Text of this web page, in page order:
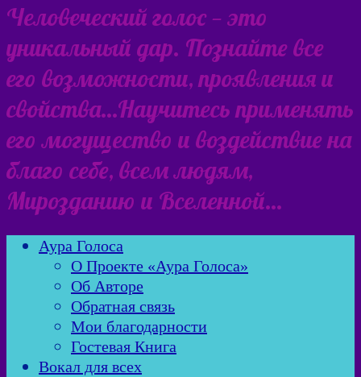
Человеческий голос — это
уникальный дар. Познайте все
его возможности, проявления и
свойства…Научитесь применять
его могущество и воздействие на
благо себе, всем людям,
Мирозданию и Вселенной…
Аура Голоса
О Проекте «Аура Голоса»
Об Авторе
Обратная связь
Мои благодарности
Гостевая Книга
Вокал для всех